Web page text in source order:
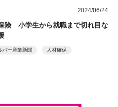
2024/06/24
険 小学生から就職まで切れ目な
バー産業新聞 人材確保